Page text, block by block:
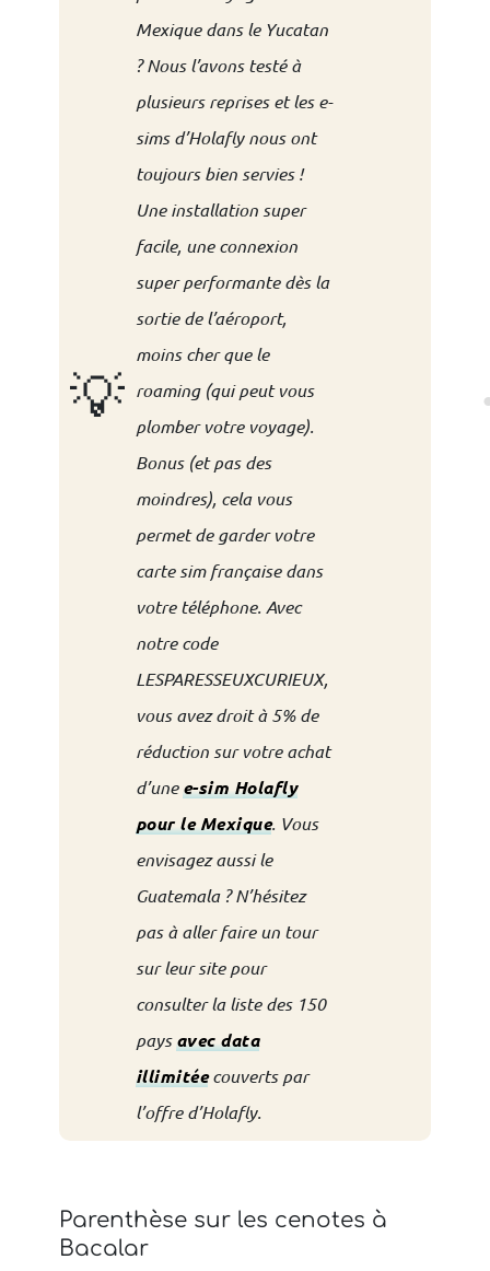
💡
Mexique dans le Yucatan
?Nous l’avons testé à
plusieurs reprises et les e-
sims d’Holafly nous ont
toujours bien servies !
Une installation super
facile, une connexion
super performante dès la
sortie de l’aéroport,
moins cher que le
roaming (qui peut vous
plomber votre voyage).
Bonus (et pas des
moindres), cela vous
permet de garder votre
carte sim française dans
votre téléphone. Avec
notre code
LESPARESSEUXCURIEUX,
vous avez droit à 5% de
réduction sur votre achat
d’unee-sim Holafly
pour le Mexique. Vous
envisagez aussi le
Guatemala ? N’hésitez
pas à aller faire un tour
sur leur site pour
consulter la liste des 150
paysavec data
illimitéecouverts par
l’offre d’Holafly.
Parenthèse sur les cenotes à
Bacalar